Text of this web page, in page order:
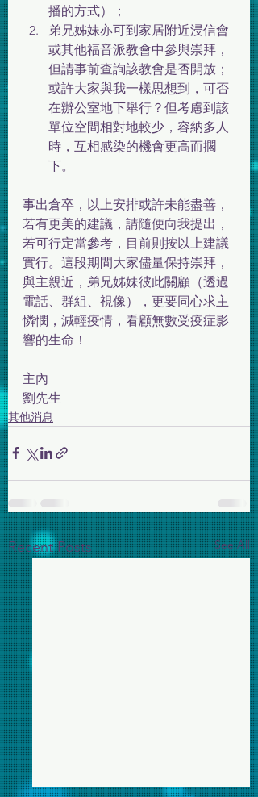
播的方式）；
弟兄姊妹亦可到家居附近浸信會
或其他福音派教會中參與崇拜，
但請事前查詢該教會是否開放；
或許大家與我一樣思想到，可否
在辦公室地下舉行？但考慮到該
單位空間相對地較少，容納多人
時，互相感染的機會更高而擱
下。
事出倉卒，以上安排或許未能盡善，
若有更美的建議，請隨便向我提出，
若可行定當參考，目前則按以上建議
實行。這段期間大家儘量保持崇拜，
與主親近，弟兄姊妹彼此關顧（透過
電話、群組、視像），更要同心求主
憐憫，減輕疫情，看顧無數受疫症影
響的生命！
主內
劉先生
其他消息
Recent Posts See All